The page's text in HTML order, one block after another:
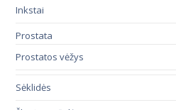
Inkstai
Prostata
Prostatos vėžys
Sėklidės